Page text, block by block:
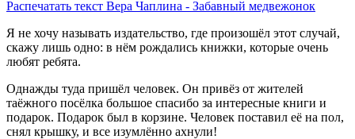
Распечатать текст Вера Чаплина - Забавный медвежонок
Я не хочу называть издательство, где произошёл этот случай,
скажу лишь одно: в нём рождались книжки, которые очень
любят ребята.
Однажды туда пришёл человек. Он привёз от жителей
таёжного посёлка большое спасибо за интересные книги и
подарок. Подарок был в корзине. Человек поставил её на пол,
снял крышку, и все изумлённо ахнули!